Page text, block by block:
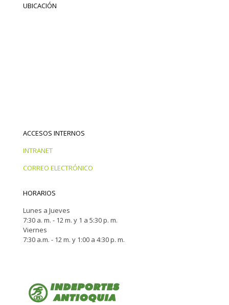
UBICACIÓN
ACCESOS INTERNOS
INTRANET
CORREO ELECTRÓNICO
HORARIOS
Lunes a Jueves
7:30 a. m. - 12 m. y 1 a 5:30 p. m.
Viernes
7:30 a.m. - 12 m. y 1:00 a 4:30 p. m.